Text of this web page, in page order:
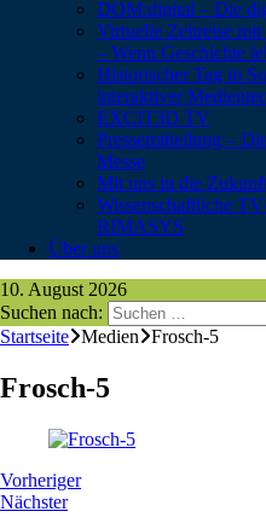
DOM:digital – Die
Virtuelle Zeitreise
– Wenn Geschichte
Historischer Tag in
interaktiver
EXCIT3D TV
Pressemitteilung –
Messe
Mit uns in die
Wissenschaftliche
RIMASYS
Über uns
10. August 2026
Suchen nach:
Startseite Medien Frosch-5
Frosch-5
Vorheriger
Nächster